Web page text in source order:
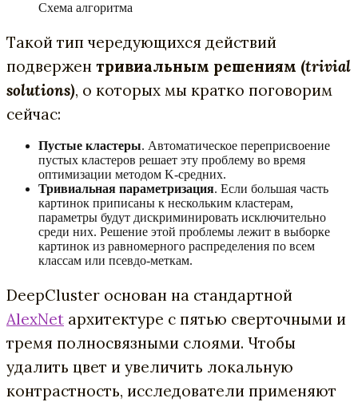
Схема алгоритма
Такой тип чередующихся действий
подвержен тривиальным решениям (trivial
solutions), о которых мы кратко поговорим
сейчас:
Пустые кластеры. Автоматическое переприсвоение
пустых кластеров решает эту проблему во время
оптимизации методом K-средних.
Тривиальная параметризация. Если большая часть
картинок приписаны к нескольким кластерам,
параметры будут дискриминировать исключительно
среди них. Решение этой проблемы лежит в выборке
картинок из равномерного распределения по всем
классам или псевдо-меткам.
DeepCluster основан на стандартной
AlexNet архитектуре с пятью сверточными и
тремя полносвязными слоями. Чтобы
удалить цвет и увеличить локальную
контрастность, исследователи применяют